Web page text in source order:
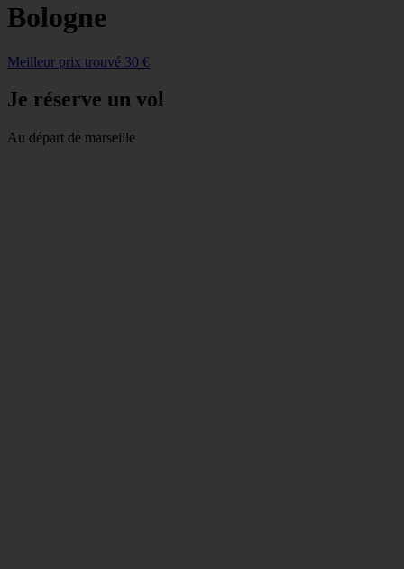
Bologne
Meilleur prix trouvé 30 €
Je réserve un vol
Au départ de marseille